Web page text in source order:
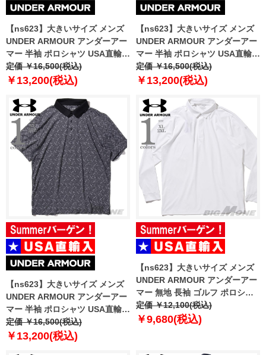
【ns623】大きいサイズ メンズ
UNDER ARMOUR アンダーアー
マー 半袖 ポロシャツ USA直輸入
um0971
定価 ￥16,500(税込)
￥13,200(税込)
【ns623】大きいサイズ メンズ
UNDER ARMOUR アンダーアー
マー 半袖 ポロシャツ USA直輸入
um0976
定価 ￥16,500(税込)
￥13,200(税込)
【ns623】大きいサイズ メンズ
UNDER ARMOUR アンダーアー
マー 半袖 ポロシャツ USA直輸入
um0994
定価 ￥16,500(税込)
￥13,200(税込)
【ns623】大きいサイズ メンズ
UNDER ARMOUR アンダーアー
マー 無地 長袖 ゴルフ ポロシャ
ツ USA直輸入 um0931-000
定価 ￥12,100(税込)
￥9,680(税込)